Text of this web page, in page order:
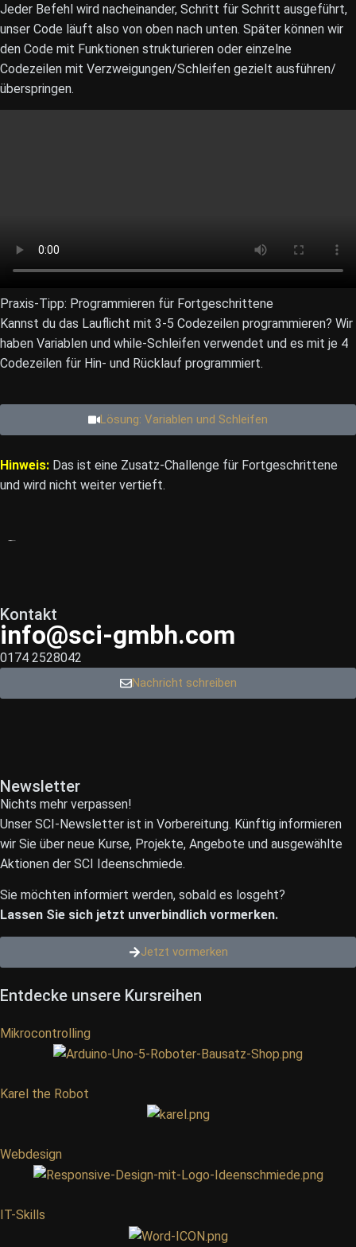
Jeder Befehl wird nacheinander, Schritt für Schritt ausgeführt,
unser Code läuft also von oben nach unten. Später können wir
den Code mit Funktionen strukturieren oder einzelne
Codezeilen mit Verzweigungen/Schleifen gezielt ausführen/
überspringen.
Praxis-Tipp: Programmieren für Fortgeschrittene
Kannst du das Lauflicht mit 3-5 Codezeilen programmieren? Wir
haben Variablen und while-Schleifen verwendet und es mit je 4
Codezeilen für Hin- und Rücklauf programmiert.
Lösung: Variablen und Schleifen
Hinweis: Das ist eine Zusatz-Challenge für Fortgeschrittene
und wird nicht weiter vertieft.
Kontakt
info@sci-gmbh.com
0174 2528042
Nachricht schreiben
Newsletter
Nichts mehr verpassen!
Unser SCI-Newsletter ist in Vorbereitung. Künftig informieren
wir Sie über neue Kurse, Projekte, Angebote und ausgewählte
Aktionen der SCI Ideenschmiede.
Sie möchten informiert werden, sobald es losgeht?
Lassen Sie sich jetzt unverbindlich vormerken.
Jetzt vormerken
Entdecke unsere Kursreihen
Mikrocontrolling
Karel the Robot
Webdesign
IT-Skills